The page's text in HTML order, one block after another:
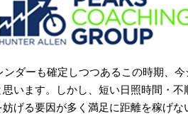
ダーも確定しつつあるこの時期、
います。しかし、短い日照時間・
げる要因が多く満足に距離を稼げ